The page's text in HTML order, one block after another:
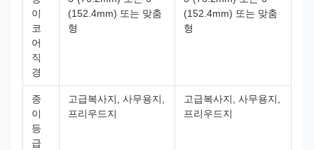
이
코
어
직
경
(152.4mm) 또는 맞춤
형
(152.4mm) 또는 맞춤
형
종
이
등
급
고급복사지, 사무용지,
프리우드지
고급복사지, 사무용지,
프리우드지